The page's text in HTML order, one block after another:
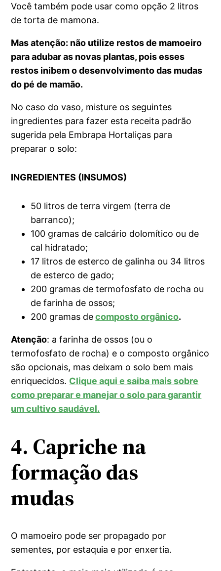
Você também pode usar como opção 2 litros
de torta de mamona.
Mas atenção: não utilize restos de mamoeiro
para adubar as novas plantas, pois esses
restos inibem o desenvolvimento das mudas
do pé de mamão.
No caso do vaso, misture os seguintes
ingredientes para fazer esta receita padrão
sugerida pela Embrapa Hortaliças para
preparar o solo:
INGREDIENTES (INSUMOS)
50 litros de terra virgem (terra de
barranco);
100 gramas de calcário dolomítico ou de
cal hidratado;
17 litros de esterco de galinha ou 34 litros
de esterco de gado;
200 gramas de termofosfato de rocha ou
de farinha de ossos;
200 gramas de composto orgânico.
Atenção: a farinha de ossos (ou o
termofosfato de rocha) e o composto orgânico
são opcionais, mas deixam o solo bem mais
enriquecidos. Clique aqui e saiba mais sobre
como preparar e manejar o solo para garantir
um cultivo saudável.
4. Capriche na
formação das
mudas
O mamoeiro pode ser propagado por
sementes, por estaquia e por enxertia.